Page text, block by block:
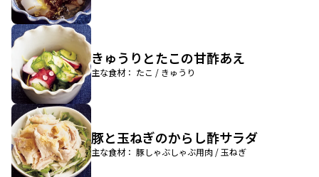
きゅうりとたこの甘酢あえ
主な食材： たこ / きゅうり
豚と玉ねぎのからし酢サラダ
主な食材： 豚しゃぶしゃぶ用肉 / 玉ねぎ